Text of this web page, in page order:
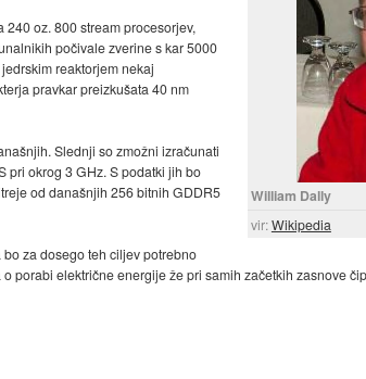
William Dally
vir:Wikipedia
oz. 800 stream procesorjev,
počivale zverine s kar 5000
reaktorjem nekaj
pravkar preizkušata 40 nm
Slednji so zmožni izračunati
pri okrog 3 GHz. S podatki jih bo
od današnjih 256 bitnih GDDR5
za dosego teh ciljev potrebno
porabi električne energije že pri samih začetkih zasnove